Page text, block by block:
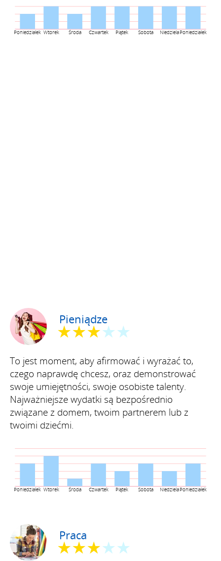
Poniedziałek Wtorek Środa Czwartek Piątek Sobota NiedzielaPoniedziałek
Pieniądze
★★★★★
Poniedziałek Wtorek Środa Czwartek Piątek Sobota NiedzielaPoniedziałek
To jest moment, aby afirmować i wyrażać to,
czego naprawdę chcesz, oraz demonstrować
swoje umiejętności, swoje osobiste talenty.
Najważniejsze wydatki są bezpośrednio
związane z domem, twoim partnerem lub z
twoimi dziećmi.
Praca
★★★★★